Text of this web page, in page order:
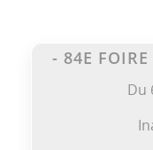
- 84E
Du